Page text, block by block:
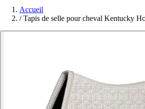
Accueil
/ Tapis de selle pour cheval Kentucky